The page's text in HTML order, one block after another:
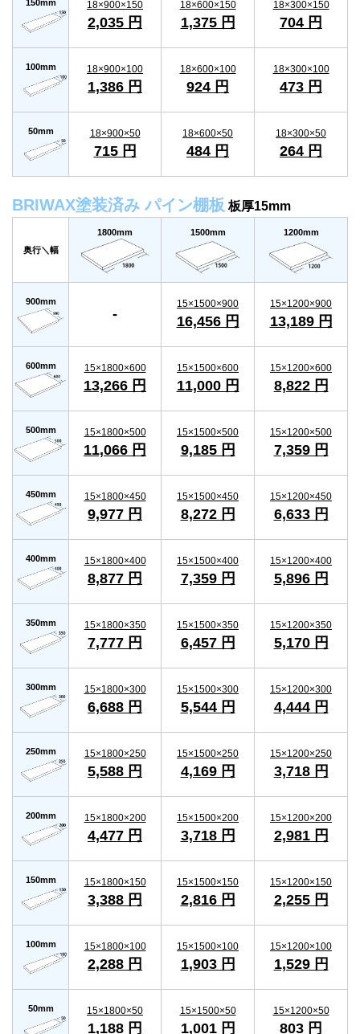
150mm 18×900×150
2,035 円
18×600×150
1,375 円
18×300×150
704 円
100mm 18×900×100
1,386 円
18×600×100
924 円
18×300×100
473 円
50mm 18×900×50
715 円
18×600×50
484 円
18×300×50
264 円
BRIWAX塗装済み パイン棚板 板厚15mm
奥行＼幅
1800mm 1500mm 1200mm
900mm
-
15×1500×900
16,456 円
15×1200×900
13,189 円
600mm 15×1800×600
13,266 円
15×1500×600
11,000 円
15×1200×600
8,822 円
500mm 15×1800×500
11,066 円
15×1500×500
9,185 円
15×1200×500
7,359 円
450mm 15×1800×450
9,977 円
15×1500×450
8,272 円
15×1200×450
6,633 円
400mm 15×1800×400
8,877 円
15×1500×400
7,359 円
15×1200×400
5,896 円
350mm 15×1800×350
7,777 円
15×1500×350
6,457 円
15×1200×350
5,170 円
300mm 15×1800×300
6,688 円
15×1500×300
5,544 円
15×1200×300
4,444 円
250mm 15×1800×250
5,588 円
15×1500×250
4,169 円
15×1200×250
3,718 円
200mm 15×1800×200
4,477 円
15×1500×200
3,718 円
15×1200×200
2,981 円
150mm 15×1800×150
3,388 円
15×1500×150
2,816 円
15×1200×150
2,255 円
100mm 15×1800×100
2,288 円
15×1500×100
1,903 円
15×1200×100
1,529 円
50mm 15×1800×50
1,188 円
15×1500×50
1,001 円
15×1200×50
803 円